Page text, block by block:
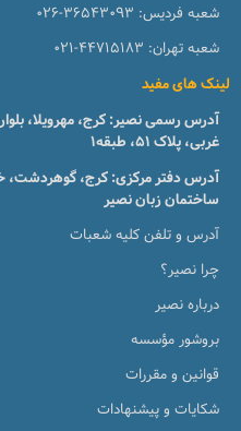
شعبه فردیس: 026-36543093
شعبه تهران: 021-44715183
لینک های مفید
غربی، پلاک 51، طبقه1
ساختمان زبان نصیر
آدرس و تلفن کلیه شعبات
چرا نصیر؟
درباره نصیر
بروشور مؤسسه
قوانین و مقررات
شکایات و پیشنهادات